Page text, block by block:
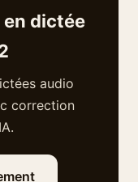
dictée
audio
correction